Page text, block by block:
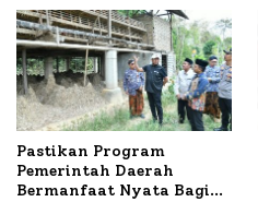
Pastikan Program
Pemerintah Daerah
Bermanfaat Nyata Bagi